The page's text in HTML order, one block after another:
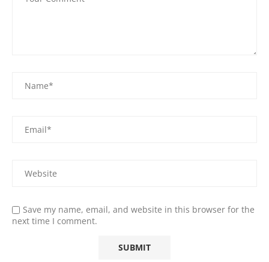
Save my name, email, and website in this browser for the
next time I comment.